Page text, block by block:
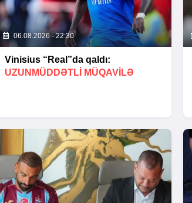
06.08.2026 - 22:30
Vinisius “Real”da qaldı:
UZUNMÜDDƏTLİ MÜQAVİLƏ